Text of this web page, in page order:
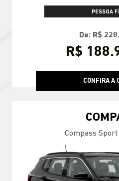
PESSOA
De: R$
R$
CONFIRA A
Compass